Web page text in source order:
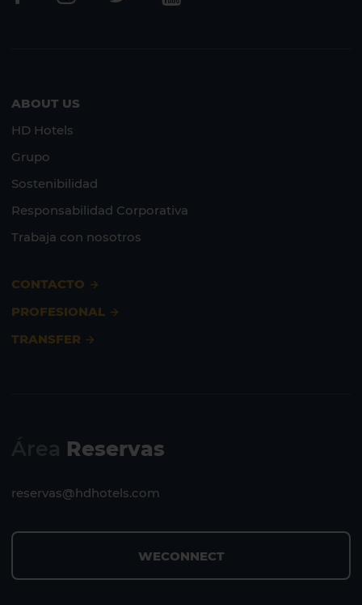
ABOUT US
HD Hotels
Grupo
Sostenibilidad
Responsabilidad Corporativa
Trabaja con nosotros
CONTACTO
PROFESIONAL
TRANSFER
Reservas
reservas@hdhotels.com
WECONNECT